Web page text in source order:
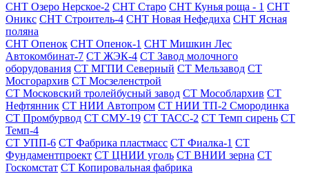
СНТ Озеро Нерское-2 СНТ Старо СНТ Кунья роща - 1 СНТ
Оникс СНТ Строитель-4 СНТ Новая Нефедиха СНТ Ясная
поляна
СНТ Опенок СНТ Опенок-1 СНТ Мишкин Лес
Автокомбинат-7 СТ ЖЭК-4 СТ Завод молочного
оборудования СТ МГПИ Северный СТ Мельзавод СТ
Мосгорархив СТ Мосзеленстрой
СТ Московский тролейбусный завод СТ Мособлархив СТ
Нефтянник СТ НИИ Автопром СТ НИИ ТП-2 Смородинка
СТ Промбурвод СТ СМУ-19 СТ ТАСС-2 СТ Темп сирень СТ
Темп-4
СТ УПП-6 СТ Фабрика пластмасс СТ Фиалка-1 СТ
Фундаментпроект СТ ЦНИИ уголь СТ ВНИИ зерна СТ
Госкомстат СТ Копировальная фабрика